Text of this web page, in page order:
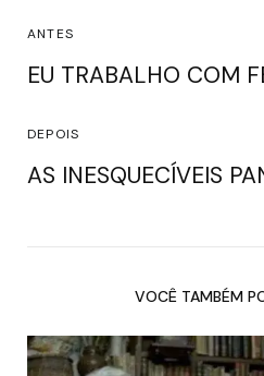
ANTES
EU TRABALHO COM
DEPOIS
AS INESQUECÍVEIS
VOCÊ TAMBÉM